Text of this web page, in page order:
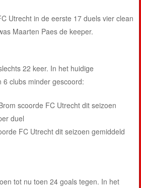
Utrecht in de eerste 17 duels vier clean
Maarten Paes de keeper.
22 keer. In het huidige
6 clubs minder gescoord:
scoorde FC Utrecht dit seizoen
duel
FC Utrecht dit seizoen gemiddeld
tot nu toen 24 goals tegen. In het